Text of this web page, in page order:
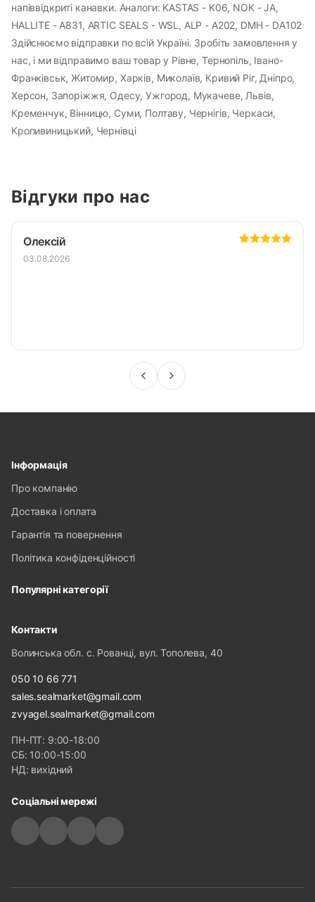
напіввідкриті канавки. Аналоги: KASTAS - K06, NOK - JA,
HALLITE - A831, ARTIC SEALS - WSL, ALP - A202, DMH - DA102
Здійснюємо відправки по всій Україні. Зробіть замовлення у
нас, і ми відправимо ваш товар у Рівне, Тернопіль, Івано-
Франківськ, Житомир, Харків, Миколаїв, Кривий Ріг, Дніпро,
Херсон, Запоріжжя, Одесу, Ужгород, Мукачеве, Львів,
Кременчук, Вінницю, Суми, Полтаву, Чернігів, Черкаси,
Кропивиницький, Чернівці
Відгуки про нас
Олексій
03.08.2026
Інформація
Про компанію
Доставка і оплата
Гарантія та повернення
Політика конфіденційності
Популярні категорії
Контакти
Волинська обл. с. Рованці, вул. Тополева, 40
050 10 66 771
sales.sealmarket@gmail.com
zvyagel.sealmarket@gmail.com
ПН-ПТ: 9:00-18:00
СБ: 10:00-15:00
НД: вихідний
Соціальні мережі